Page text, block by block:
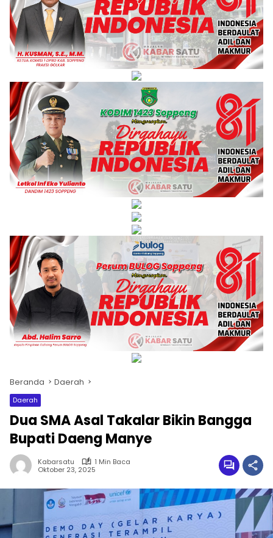
Beranda Daerah
Daerah
Dua SMA Asal Takalar Bikin Bangga
Bupati Daeng Manye
Kabarsatu
1 Min Baca
Oktober 23, 2025